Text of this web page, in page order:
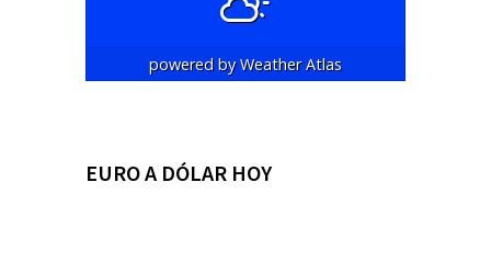
powered byWeather Atlas
EURO A DÓLAR HOY